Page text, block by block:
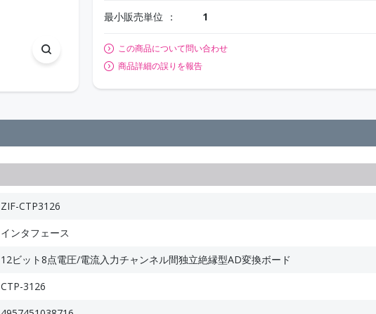
最小販売単位 1
この商品について問い合わせ
商品詳細の誤りを報告
ZIF-CTP3126
インタフェース
12ビット8点電圧/電流入力チャンネル間独立絶縁型AD変換ボード
CTP-3126